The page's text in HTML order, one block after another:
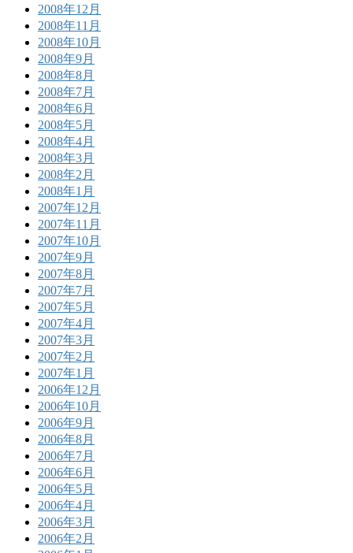
2008年12月
2008年11月
2008年10月
2008年9月
2008年8月
2008年7月
2008年6月
2008年5月
2008年4月
2008年3月
2008年2月
2008年1月
2007年12月
2007年11月
2007年10月
2007年9月
2007年8月
2007年7月
2007年5月
2007年4月
2007年3月
2007年2月
2007年1月
2006年12月
2006年10月
2006年9月
2006年8月
2006年7月
2006年6月
2006年5月
2006年4月
2006年3月
2006年2月